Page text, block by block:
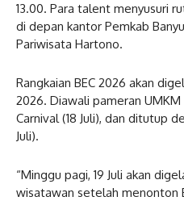
13.00. Para talent menyusuri
di depan kantor Pemkab
Pariwisata Hartono.
Rangkaian BEC 2026 akan
2026. Diawali pameran UMKM
Carnival (18 Juli), dan ditutup
Juli).
“Minggu pagi, 19 Juli akan
wisatawan setelah menonton